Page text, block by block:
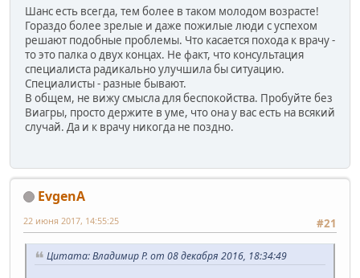
Шанс есть всегда, тем более в таком молодом возрасте!
Гораздо более зрелые и даже пожилые люди с успехом
решают подобные проблемы. Что касается похода к врачу -
то это палка о двух концах. Не факт, что консультация
специалиста радикально улучшила бы ситуацию.
Специалисты - разные бывают.
В общем, не вижу смысла для беспокойства. Пробуйте без
Виагры, просто держите в уме, что она у вас есть на всякий
случай. Да и к врачу никогда не поздно.
EvgenA
#21
22 июня 2017, 14:55:25
Цитата: Владимир Р. от 08 декабря 2016, 18:34:49